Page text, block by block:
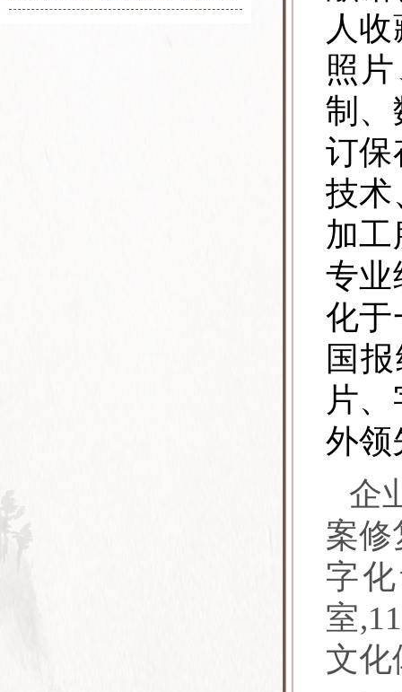
人
照
制、
订保
技术
加
专业
化于
国
片
外领
企
案修
字
室
文化